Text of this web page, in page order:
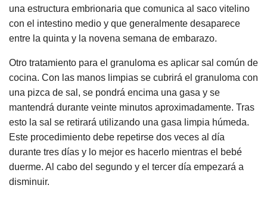
una estructura embrionaria que comunica al saco vitelino
con el intestino medio y que generalmente desaparece
entre la quinta y la novena semana de embarazo.
Otro tratamiento para el granuloma es aplicar sal común de
cocina. Con las manos limpias se cubrirá el granuloma con
una pizca de sal, se pondrá encima una gasa y se
mantendrá durante veinte minutos aproximadamente. Tras
esto la sal se retirará utilizando una gasa limpia húmeda.
Este procedimiento debe repetirse dos veces al día
durante tres días y lo mejor es hacerlo mientras el bebé
duerme. Al cabo del segundo y el tercer día empezará a
disminuir.